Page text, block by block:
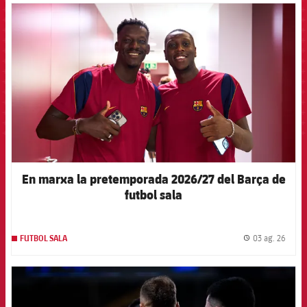
FCB Barcelona badge
En marxa la pretemporada 2026/27 del Barça de
futbol sala
FUTBOL SALA 03 ag. 26
FCB Barcelona badge